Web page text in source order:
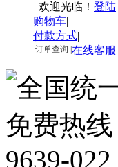
欢迎光临！ 登陆
购物车|
付款方式|
订单查询 | 在线客服